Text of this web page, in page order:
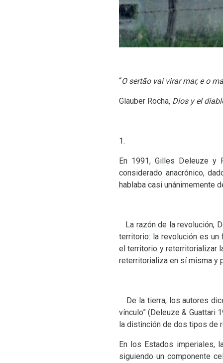
“O sertão vai virar mar, e o
Glauber Rocha, Dios y el
1.
En 1991, Gilles Deleuze y
considerado anacrónico,
hablaba casi unánimemente
La razón de la revolución,
territorio: la revolución es
el territorio y reterritorializar
reterritorializa en sí misma y
De la tierra, los autores
vínculo” (Deleuze& Guattari
la distinción de dos tipos de
En los Estados imperiales,
siguiendo un componente